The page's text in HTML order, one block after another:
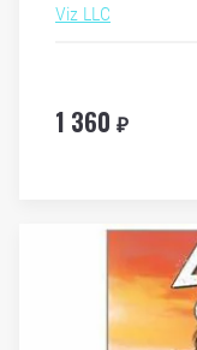
Viz LLC
1 360 ₽